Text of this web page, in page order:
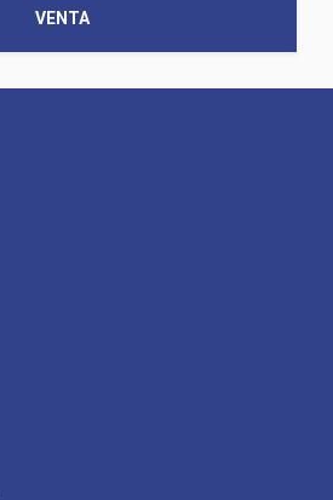
VENTA